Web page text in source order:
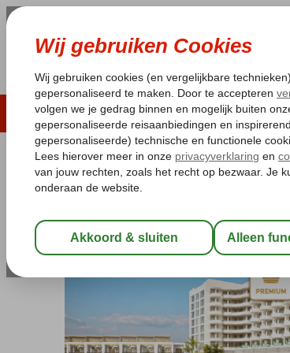
LAST MINUTE ZOMER 2026
Pakketgarantie Laagsteprijsgarantie*
Home
Spanje Balearen
TRS Ibiza Hotel
Logies en ontbijt-Hotel